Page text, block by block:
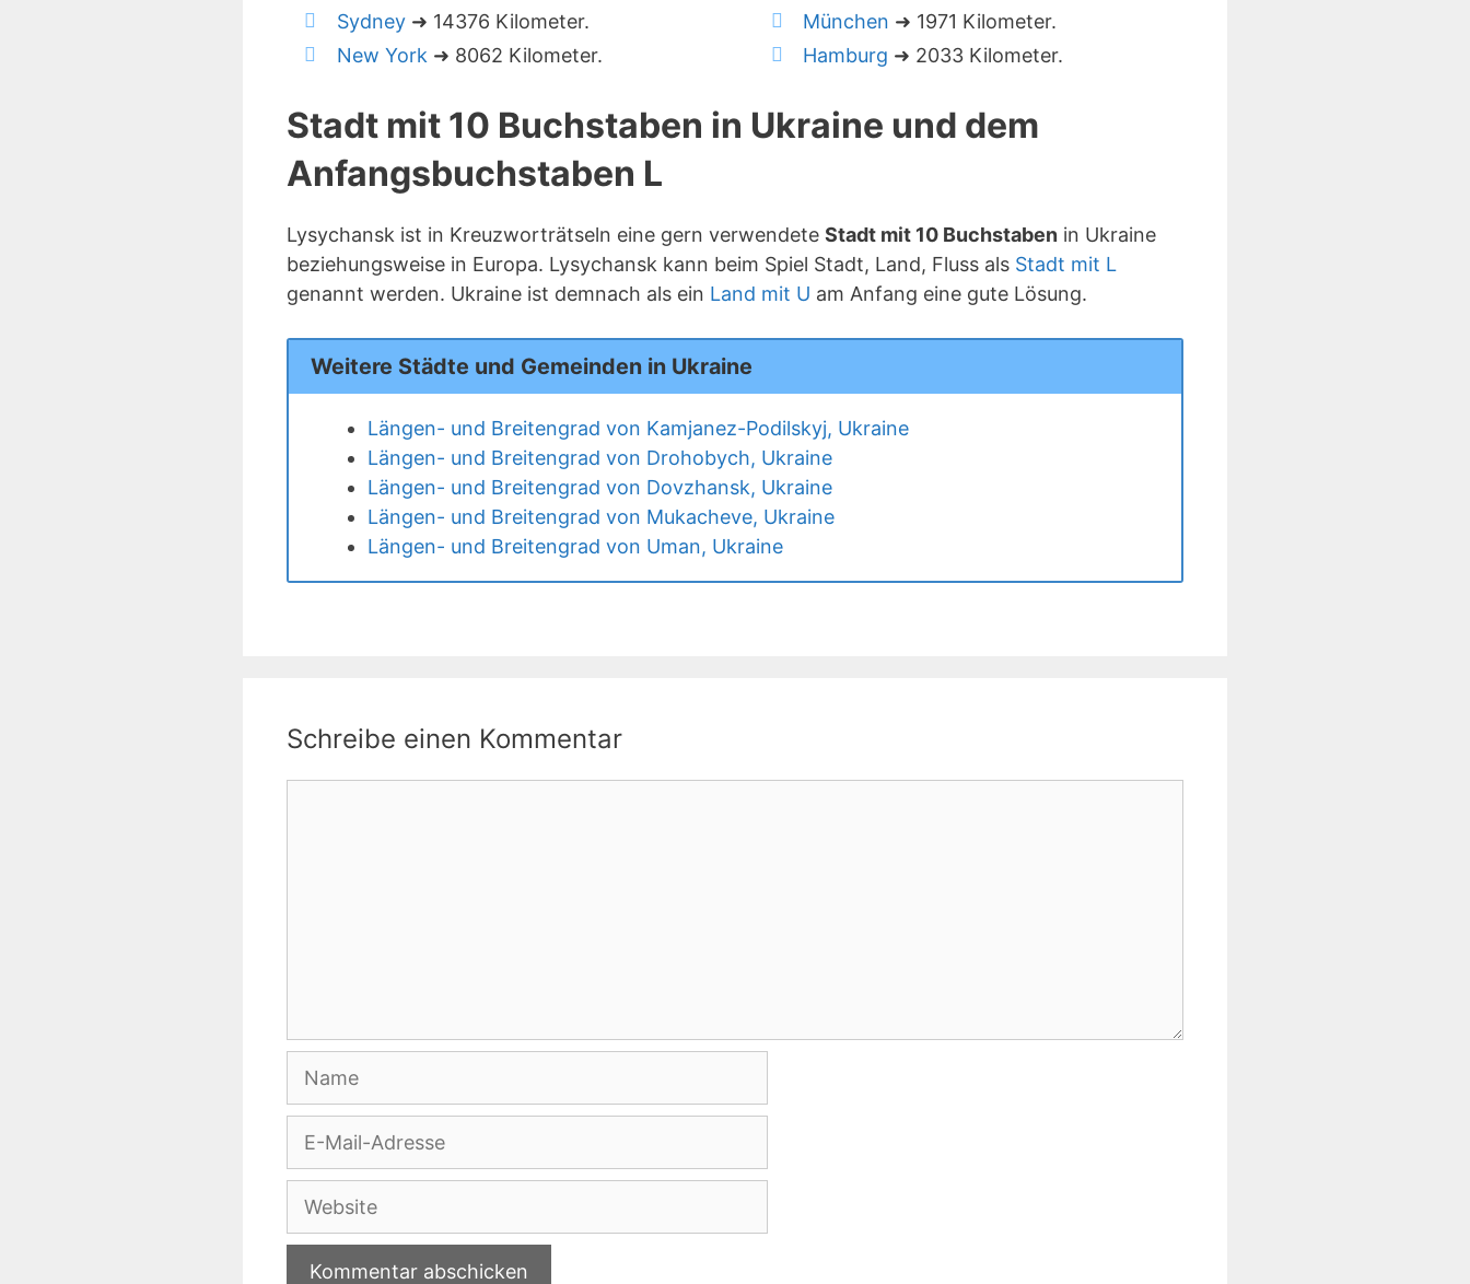
Sydney ➜ 14376 Kilometer.
New York ➜ 8062 Kilometer.
München ➜ 1971 Kilometer.
Hamburg ➜ 2033 Kilometer.
Stadt mit 10 Buchstaben in Ukraine und dem
Anfangsbuchstaben L
Lysychansk ist in Kreuzworträtseln eine gern verwendete Stadt mit 10 Buchstaben in Ukraine
beziehungsweise in Europa. Lysychansk kann beim Spiel Stadt, Land, Fluss als Stadt mit L
genannt werden. Ukraine ist demnach als ein Land mit U am Anfang eine gute Lösung.
Weitere Städte und Gemeinden in Ukraine
Längen- und Breitengrad von Kamjanez-Podilskyj, Ukraine
Längen- und Breitengrad von Drohobych, Ukraine
Längen- und Breitengrad von Dovzhansk, Ukraine
Längen- und Breitengrad von Mukacheve, Ukraine
Längen- und Breitengrad von Uman, Ukraine
Schreibe einen Kommentar
Adresse
Website